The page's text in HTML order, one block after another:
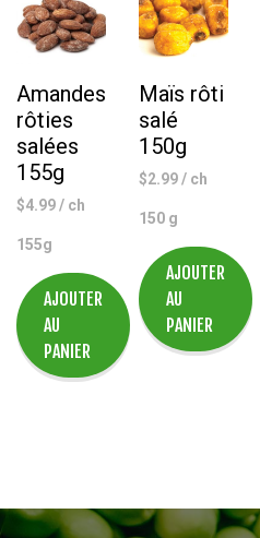
260g
Amandes
rôties
salées
155g
$4.99/ ch
155g
AJOUTER
AU
PANIER
Maïs rôti
salé
150g
$2.99/ ch
150 g
AJOUTER
AU
PANIER